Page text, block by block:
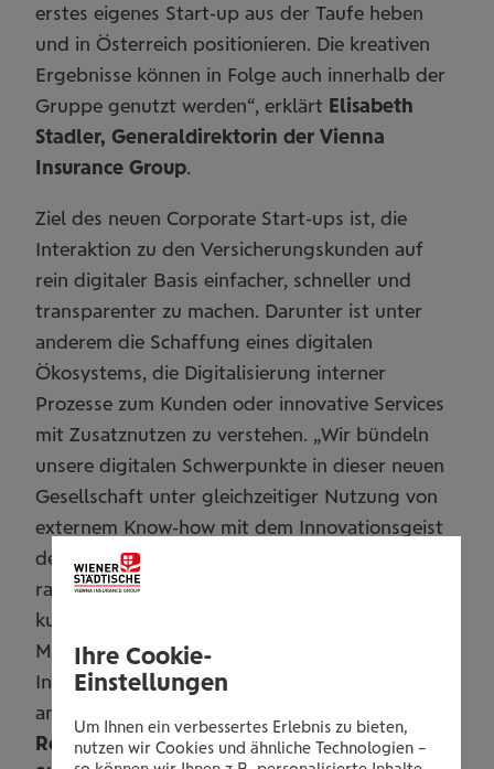
erstes eigenes Start-up aus der Taufe heben
und in Österreich positionieren. Die kreativen
Ergebnisse können in Folge auch innerhalb der
Gruppe genutzt werden“, erklärt Elisabeth
Stadler, Generaldirektorin der Vienna
Insurance Group.
Ziel des neuen Corporate Start-ups ist, die
Interaktion zu den Versicherungskunden auf
rein digitaler Basis einfacher, schneller und
transparenter zu machen. Darunter ist unter
anderem die Schaffung eines digitalen
Ökosystems, die Digitalisierung interner
Prozesse zum Kunden oder innovative Services
mit Zusatznutzen zu verstehen. „Wir bündeln
unsere digitalen Schwerpunkte in dieser neuen
Gesellschaft unter gleichzeitiger Nutzung von
externem Know-how mit dem Innovationsgeist
des Start-up-Umfeldes. Damit können wir noch
rascher auf veränderte Kundenbedürfnisse,
kulturellen Wandel und Veränderungen am
Markt reagieren. viesure trägt dazu bei, die
Innovationsführerschaft der Wiener Städtischen
am österreichischen Markt zu festigen“, betont
Robert Lasshofer, Generaldirektor der Wiener
Ihre Cookie-
Einstellungen
Um Ihnen ein verbessertes Erlebnis zu bieten,
nutzen wir Cookies und ähnliche Technologien –